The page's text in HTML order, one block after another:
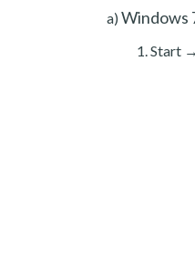
a) Windows
Start